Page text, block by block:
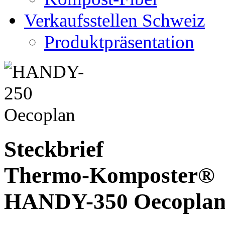
Verkaufsstellen Schweiz
Produktpräsentation
Steckbrief
Thermo-Komposter®
HANDY-350